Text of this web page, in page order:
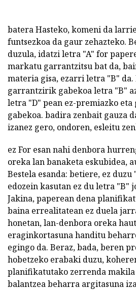
batera Hasteko, komeni da
funtsezkoa da gaur zehazteko.
duzula, idatzi letra "A" for
markatu garrantzitsu bat da,
materia gisa, ezarri letra "B" da.
garrantzirik gabekoa letra "B"
letra "D" pean ez-premiazko
gabekoa. badira zenbait gauza
izanez gero, ondoren, esleitu
ez For esan nahi denbora
oreka lan banaketa eskubidea,
Bestela esanda: betiere, ez
edozein kasutan ez du letra "B"
Jakina, paperean dena
baina errealitatean ez duela
honetan, lan-denbora oreka
eraginkortasuna handitu
egingo da. Beraz, bada, beren
hobetzeko erabaki duzu,
planifikatutako zerrenda
balantzea beharra argitasuna